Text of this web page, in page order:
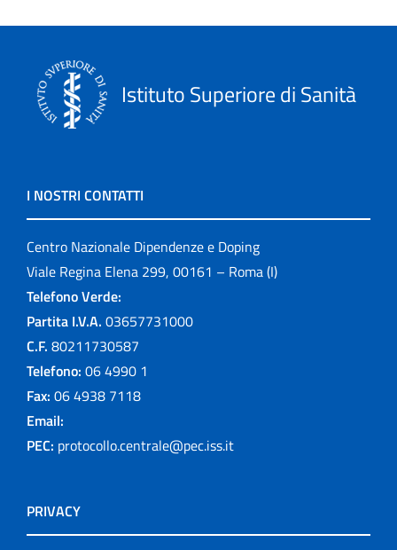
Istituto Superiore di Sanità
I NOSTRI CONTATTI
Centro Nazionale Dipendenze e Doping
Viale Regina Elena 299, 00161 – Roma (I)
Telefono Verde:
Partita I.V.A. 03657731000
C.F. 80211730587
Telefono: 06 4990 1
Fax: 06 4938 7118
Email:
PEC: protocollo.centrale@pec.iss.it
PRIVACY